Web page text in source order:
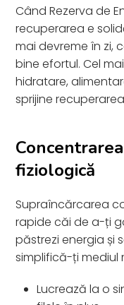
Când Rezerva de
recuperarea e
mai devreme în zi,
bine efortul. Cel
hidratare,
sprijine
fiziologică
Supraîncărcarea
rapide căi de a-ți
păstrezi energia și
simplifică-ți mediul
Lucrează la o